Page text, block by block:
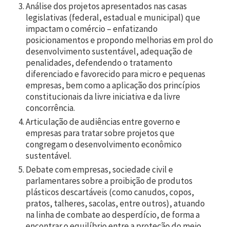
Análise dos projetos apresentados nas casas
legislativas (federal, estadual e municipal) que
impactam o comércio – enfatizando
posicionamentos e propondo melhorias em prol do
desenvolvimento sustentável, adequação de
penalidades, defendendo o tratamento
diferenciado e favorecido para micro e pequenas
empresas, bem como a aplicação dos princípios
constitucionais da livre iniciativa e da livre
concorrência.
Articulação de audiências entre governo e
empresas para tratar sobre projetos que
congregam o desenvolvimento econômico
sustentável.
Debate com empresas, sociedade civil e
parlamentares sobre a proibição de produtos
plásticos descartáveis (como canudos, copos,
pratos, talheres, sacolas, entre outros), atuando
na linha de combate ao desperdício, de forma a